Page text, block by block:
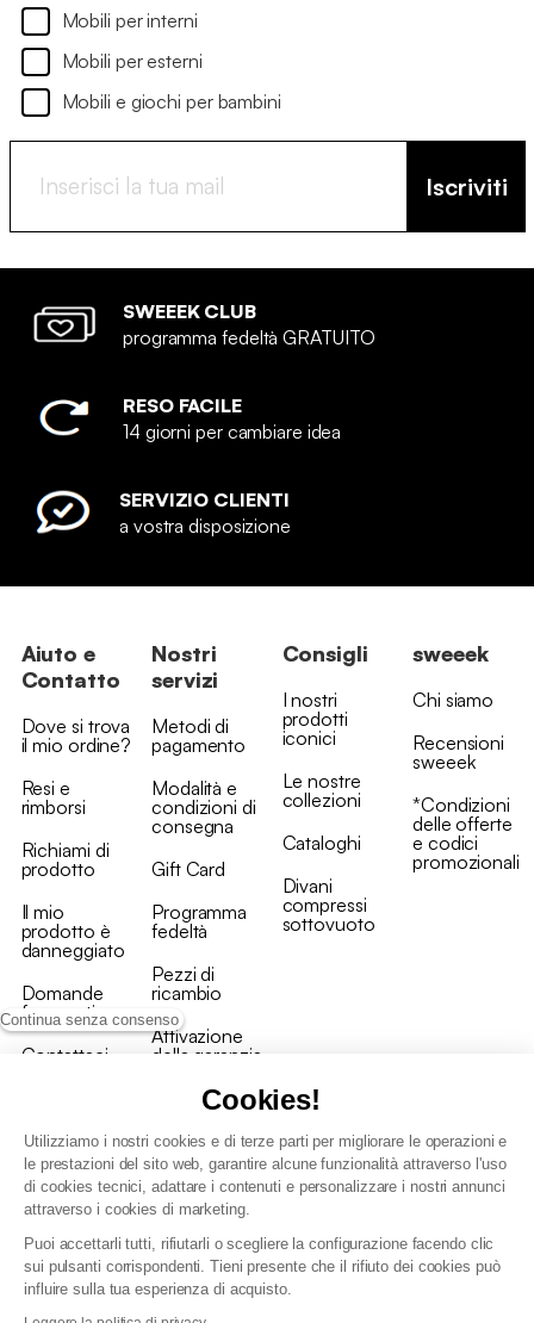
Continua senza consenso
Cookies!
Utilizziamo i nostri cookies e di terze parti per migliorare le operazioni e
le prestazioni del sito web, garantire alcune funzionalità attraverso l'uso
di cookies tecnici, adattare i contenuti e personalizzare i nostri annunci
attraverso i cookies di marketing.
Puoi accettarli tutti, rifiutarli o scegliere la configurazione facendo clic
sui pulsanti corrispondenti. Tieni presente che il rifiuto dei cookies può
influire sulla tua esperienza di acquisto.
Mobili per interni
Mobili per esterni
Mobili e giochi per bambini
Iscriviti
SWEEEK CLUB
programma fedeltà GRATUITO
RESO FACILE
14 giorni per cambiare idea
SERVIZIO CLIENTI
a vostra disposizione
Aiuto e
Contatto
Dove si trova
il mio ordine?
Resi e
rimborsi
Richiami di
prodotto
Il mio
prodotto è
danneggiato
Domande
frequenti
Contattaci
Nostri
servizi
Metodi di
pagamento
Modalità e
condizioni di
consegna
Gift Card
Programma
fedeltà
Pezzi di
ricambio
Attivazione
della garanzia
Consigli
I nostri
prodotti
iconici
Le nostre
collezioni
Cataloghi
Divani
compressi
sottovuoto
sweeek
Chi siamo
Recensioni
sweeek
*Condizioni
delle offerte
e codici
promozionali
Condizioni generali vendita
Politica di gestione dei dati personali e dei cookie
Condizioni generali di vendita per clienti professionali
Dichiarazione di accessibilità